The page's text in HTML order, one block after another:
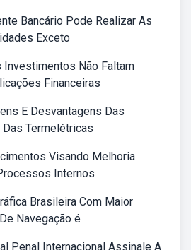
Bancário Pode Realizar As
Exceto
Investimentos Não Faltam
Financeiras
E Desvantagens Das
Termelétricas
Visando Melhoria
Internos
Brasileira Com Maior
Navegação é
Penal Internacional Assinale A